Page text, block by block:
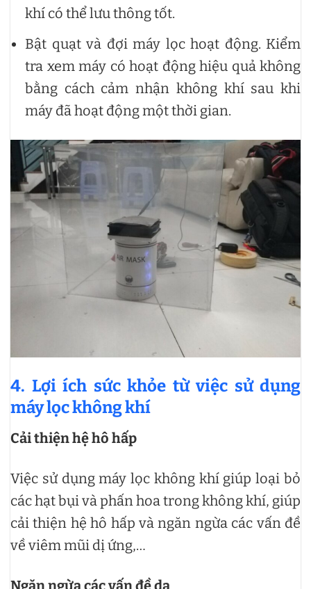
khí có thể lưu thông tốt.
Bật quạt và đợi máy lọc hoạt động. Kiểm
tra xem máy có hoạt động hiệu quả không
bằng cách cảm nhận không khí sau khi
máy đã hoạt động một thời gian.
4. Lợi ích sức khỏe từ việc sử dụng
máy lọc không khí
Cải thiện hệ hô hấp
Việc sử dụng máy lọc không khí giúp loại bỏ
các hạt bụi và phấn hoa trong không khí, giúp
cải thiện hệ hô hấp và ngăn ngừa các vấn đề
về viêm mũi dị ứng,…